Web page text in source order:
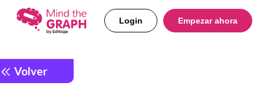
Login Empezar ahora
Volver